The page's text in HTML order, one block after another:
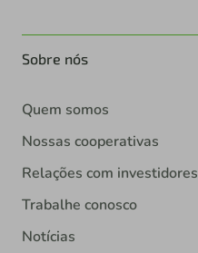
Sobre nós
Quem somos
Nossas cooperativas
Relações com investidores
Trabalhe conosco
Notícias